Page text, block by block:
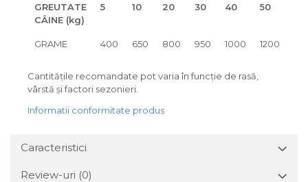
GREUTATE
CÂINE (kg)
5 10 20 30 40 50
GRAME 400 650 800 950 1000 1200
Cantitățile recomandate pot varia în funcție de rasă,
vârstă și factori sezonieri.
Informatii conformitate produs
Caracteristici
Review-uri (0)